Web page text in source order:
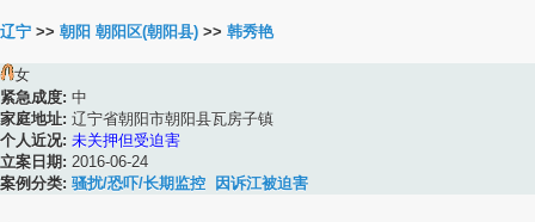
辽宁 >> 朝阳 朝阳区(朝阳县) >> 韩秀艳
女
紧急成度: 中
家庭地址: 辽宁省朝阳市朝阳县瓦房子镇
个人近况: 未关押但受迫害
立案日期: 2016-06-24
案例分类: 骚扰/恐吓/长期监控 因诉江被迫害